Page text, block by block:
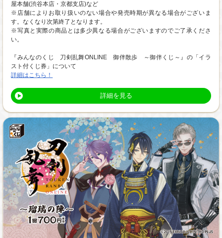
屋本舗(渋谷本店・京都支店)など
※店舗によりお取り扱いのない場合や発売時期が異なる場合がございま
す。なくなり次第終了となります。
※写真と実際の商品とは多少異なる場合がございますのでご了承くださ
い。
『みんなのくじ 刀剣乱舞ONLINE 御伴散歩 ～御伴くじ～』の「イラ
スト付くじ券」について
詳細はこちら！
詳細を見る